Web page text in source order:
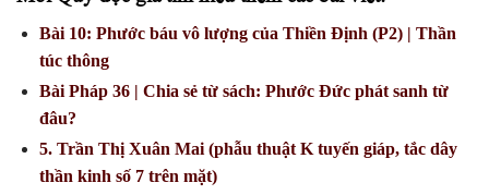
Bài 10: Phước báu vô lượng của Thiền Định (P2) | Thần
túc thông
Bài Pháp 36 | Chia sẻ từ sách: Phước Đức phát sanh từ
đâu?
5. Trần Thị Xuân Mai (phẫu thuật K tuyến giáp, tắc dây
thần kinh số 7 trên mặt)